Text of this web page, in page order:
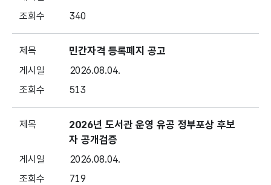
340
민간자격 등록폐지 공고
2026.08.04.
513
2026년 도서관 운영 유공 정부포상 후보
자 공개검증
2026.08.04.
719